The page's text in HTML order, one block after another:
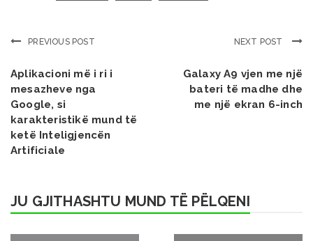
PREVIOUS POST
Aplikacioni më i ri i
mesazheve nga
Google, si
karakteristikë mund të
ketë Inteligjencën
Artificiale
NEXT POST
Galaxy A9 vjen me një
bateri të madhe dhe
me një ekran 6-inch
JU GJITHASHTU MUND TË PËLQENI